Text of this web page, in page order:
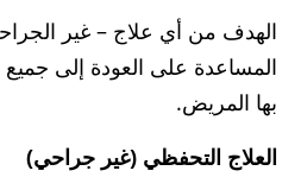
الهدف من أي علاج – غير
المساعدة على العودة إلى
بها المريض.
العلاج التحفظي (غير جراحي)